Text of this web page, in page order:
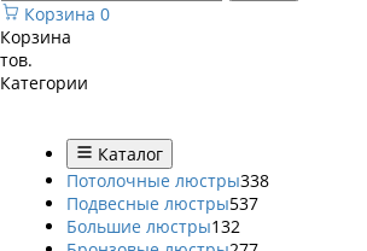
Корзина 0
Корзина
тов.
Категории
Каталог
Потолочные люстры338
Подвесные люстры537
Большие люстры132